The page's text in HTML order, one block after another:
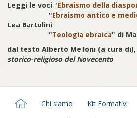
Leggi le voci "Ebraismo della
"Ebraismo antico e
Lea Bartolini
"Teologia ebraica" di
dal testo Alberto Melloni (a cura di),
storico-religioso del Novecento
Chi siamo Kit Formativi